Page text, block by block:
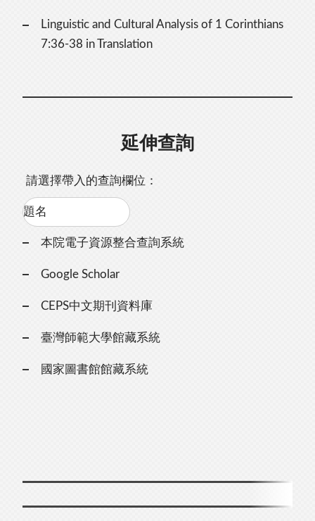
Linguistic and Cultural Analysis of 1 Corinthians
7:36-38 in Translation
延伸查詢
請選擇帶入的查詢欄位：
本院電子資源整合查詢系統
Google Scholar
CEPS中文期刊資料庫
臺灣師範大學館藏系統
國家圖書館館藏系統